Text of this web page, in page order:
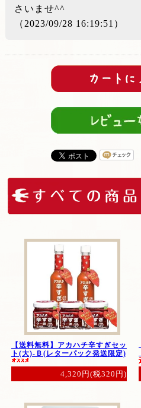
さいませ^^
（2023/09/28 16:19:51）
【送料無料】アカハチ辛すぎセッ
ト(大)-Ｂ(レターパック発送限定)
4,320円(税320円)